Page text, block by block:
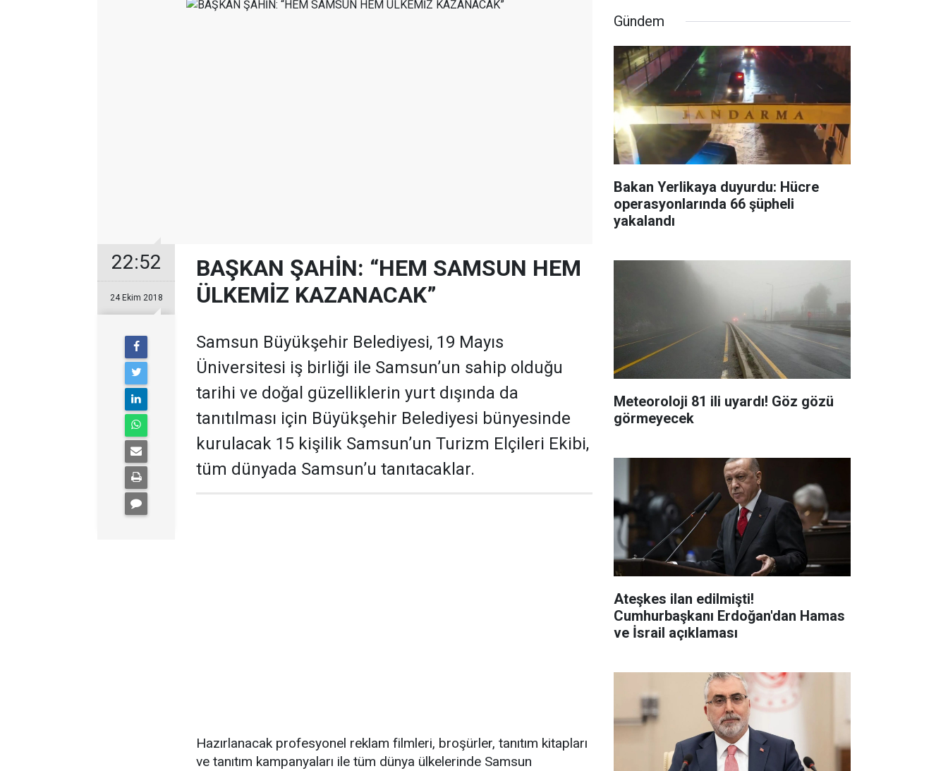
22:52
24 Ekim 2018
BAŞKAN ŞAHİN: “HEM SAMSUN HEM
ÜLKEMİZ KAZANACAK”
Samsun Büyükşehir Belediyesi, 19 Mayıs
Üniversitesi iş birliği ile Samsun’un sahip olduğu
tarihi ve doğal güzelliklerin yurt dışında da
tanıtılması için Büyükşehir Belediyesi bünyesinde
kurulacak 15 kişilik Samsun’un Turizm Elçileri Ekibi,
tüm dünyada Samsun’u tanıtacaklar.
Hazırlanacak profesyonel reklam filmleri, broşürler, tanıtım kitapları
ve tanıtım kampanyaları ile tüm dünya ülkelerinde Samsun
Gündem
Bakan Yerlikaya duyurdu: Hücre
operasyonlarında 66 şüpheli
yakalandı
Meteoroloji 81 ili uyardı! Göz gözü
görmeyecek
Ateşkes ilan edilmişti!
Cumhurbaşkanı Erdoğan'dan Hamas
ve İsrail açıklaması